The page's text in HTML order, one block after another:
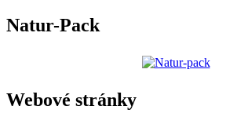
Natur-Pack
Webové stránky